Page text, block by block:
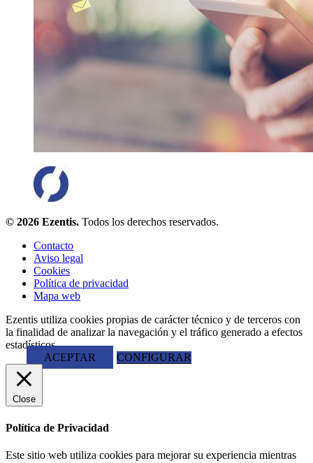
© 2026 Ezentis. Todos los derechos reservados.
Contacto
Aviso legal
Cookies
Política de privacidad
Mapa web
Ezentis utiliza cookies propias de carácter técnico y de terceros con
la finalidad de analizar la navegación y el tráfico generado a efectos
estadísticos.
ACEPTAR
CONFIGURAR
Close
Política de Privacidad
Este sitio web utiliza cookies para mejorar su experiencia mientras